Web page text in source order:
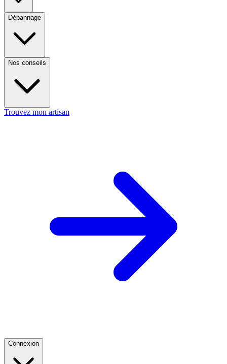
Dépannage
Nos conseils
Trouvez mon artisan
Connexion